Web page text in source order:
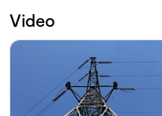
Video